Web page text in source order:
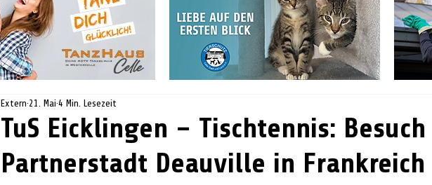
TuS Eicklingen – Tischtennis:
Partnerstadt Deauville in Frankreich
Extern 21. Mai 4 Min. Lesezeit